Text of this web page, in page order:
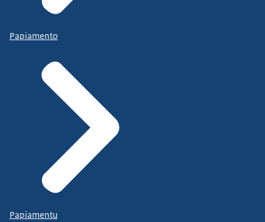
Papiamento
Papiamentu